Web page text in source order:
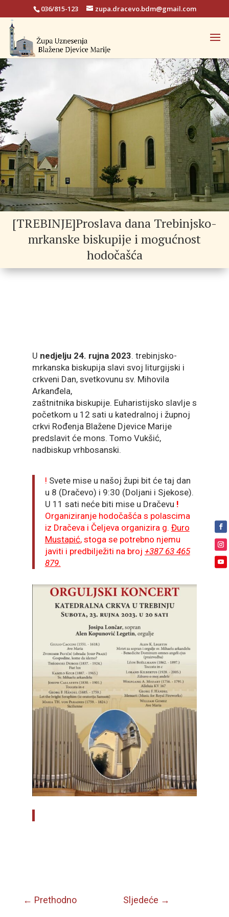
036/815-123 zupa.dracevo.bdm@gmail.com
[TREBINJE]Proslava dana Trebinjsko-
mrkanske biskupije i mogućnost
hodočašća
U nedjelju 24. rujna 2023. trebinjsko-
mrkanska biskupija slavi svoj liturgijski i
crkveni Dan, svetkovunu sv. Mihovila
Arkanđela,
zaštnitnika biskupije. Euharistijsko slavlje s
početkom u 12 sati u katedralnoj i župnoj
crkvi Rođenja Blažene Djevice Marije
predslavit će mons. Tomo Vukšić,
nadbiskup vrhbosanski.
! Svete mise u našoj župi bit će taj dan
u 8 (Dračevo) i 9:30 (Doljani i Sjekose).
U 11 sati neće biti mise u Dračevu !
Organiziranje hodočašća s polascima
iz Dračeva i Čeljeva organizira g. Đuro
Mustapić, stoga se potrebno njemu
javiti i predbilježiti na broj +387 63 465
879.
← Prethodno Sljedeće →